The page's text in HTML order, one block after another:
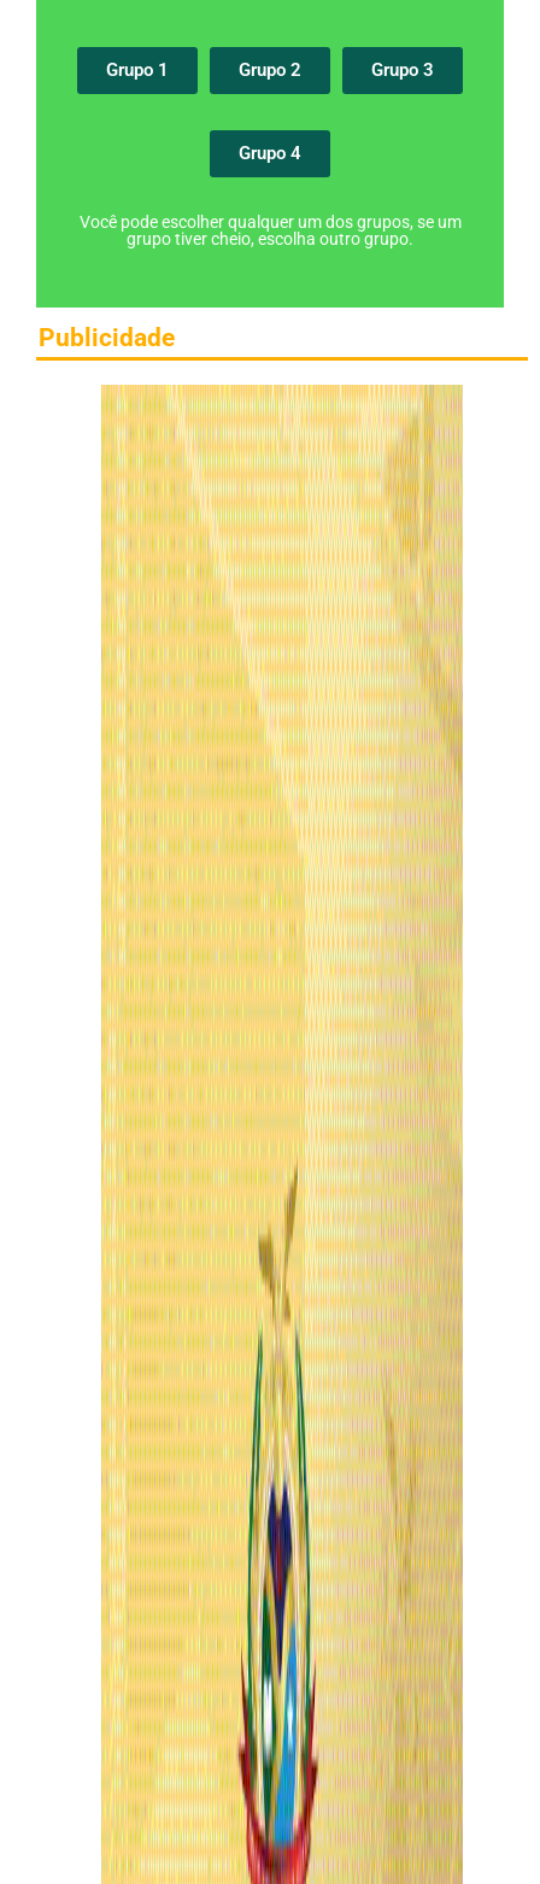
Grupo 1 Grupo 2 Grupo 3
Grupo 4
Você pode escolher qualquer um dos grupos, se um
grupo tiver cheio, escolha outro grupo.
Publicidade